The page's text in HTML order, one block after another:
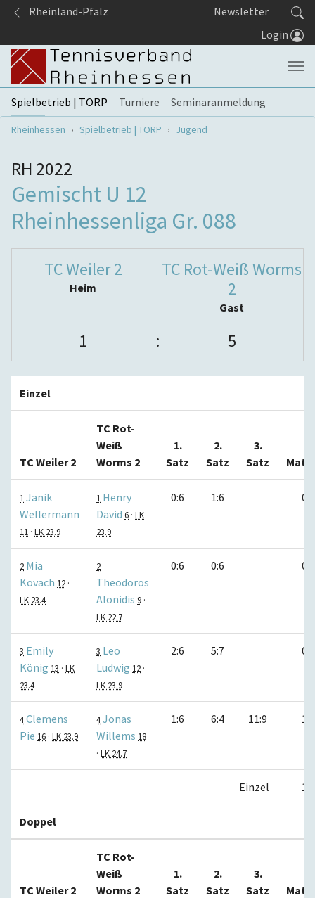
Springe zum Seiteninhalt
Rheinland-Pfalz
Newsletter
Login
Spielbetrieb | TORP Turniere
Seminaranmeldung
Sie sind hier:
Rheinhessen Spielbetrieb | TORP Jugend
RH 2022
Gemischt U 12
Rheinhessenliga Gr. 088
TC Weiler 2
Heim
TC Rot-Weiß Worms
2
Gast
1 : 5
Einzel
TC Weiler 2
TC Rot-
Weiß
Worms 2
1.
Satz
2.
Satz
3.
Satz
1 Janik
Wellermann
11 · LK 23.9
1 Henry
David 6 · LK
23.9
0:6 1:6 0:1
2 Mia
Kovach 12 ·
LK 23.4
2
Theodoros
Alonidis 9 ·
LK 22.7
0:6 0:6 0:1
3 Emily
König 13 · LK
23.4
3 Leo
Ludwig 12 ·
LK 23.9
2:6 5:7 0:1
4Clemens
Pie 16 · LK 23.9
4Jonas
Willems 18
· LK 24.7
1:6 6:4 11:9 1:0
Einzel 1:3
Doppel
TC Weiler 2
TC Rot-
Weiß
Worms 2
1.
Satz
2.
Satz
3.
Satz